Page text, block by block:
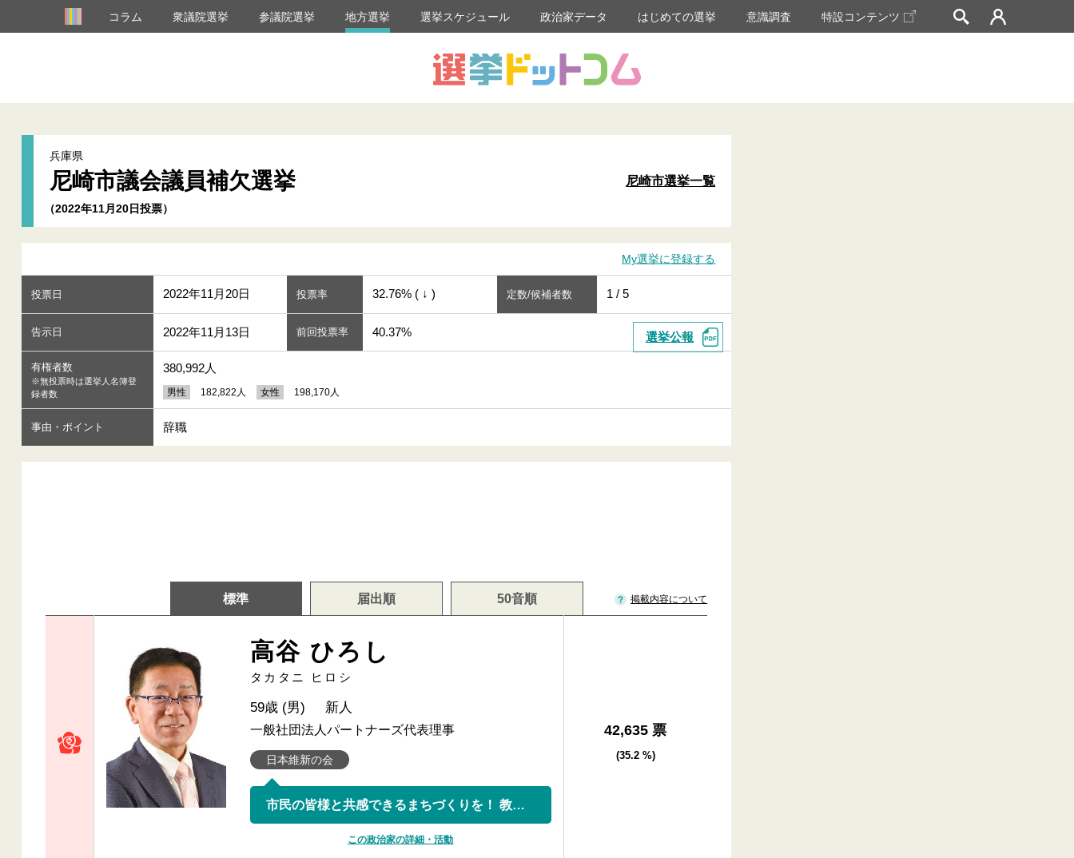
コラム 衆議院選挙 参議院選挙 地方選挙 選挙スケジュール 政治家データ はじめての選挙 意識調査 特設コンテンツ
兵庫県
尼崎市議会議員補欠選挙
（2022年11月20日投票）
尼崎市選挙一覧
My選挙に登録する
投票日 2022年11月20日 投票率 32.76% ( ↓ ) 定数/候補者数 1 / 5
告示日 2022年11月13日 前回投票率 40.37% 選挙公報
有権者数
※無投票時は選挙人名簿登
録者数
380,992人
男性 182,822人 女性 198,170人
事由・ポイント 辞職
標準 届出順 50音順 掲載内容について
高谷 ひろし
タカタニ ヒロシ
日本維新の会
59歳 (男) 新人
一般社団法人パートナーズ代表理事
市民の皆様と共感できるまちづくりを！ 教育の無...
この政治家の詳細・活動
42,635 票
(35.2 %)